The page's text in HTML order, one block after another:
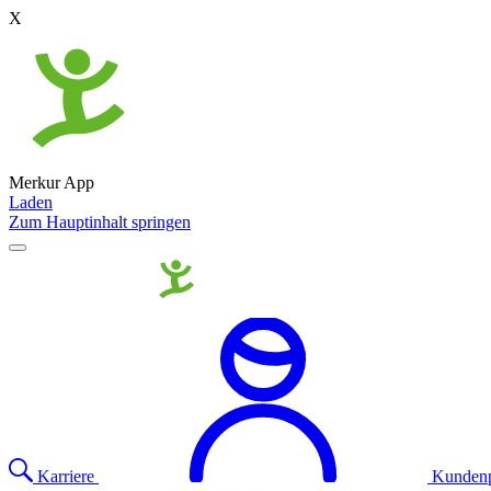
X
Merkur App
Laden
Zum Hauptinhalt springen
Karriere